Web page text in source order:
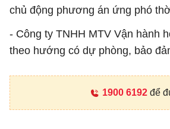
chủ động phương án ứng phó
- Công ty TNHH MTV Vận hành
theo hướng có dự phòng, bảo
1900 6192để